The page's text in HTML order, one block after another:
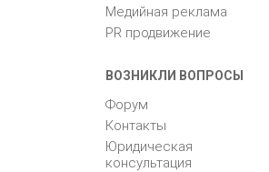
Медийная реклама
PR продвижение
ВОЗНИКЛИ ВОПРОСЫ
Форум
Контакты
Юридическая
консультация